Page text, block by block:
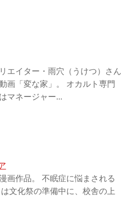
エイター・雨穴（うけつ）さん
画「変な家」。 オカルト専門
マネージャー...
画作品。 不眠症に悩まされる
文化祭の準備中に、校舎の上